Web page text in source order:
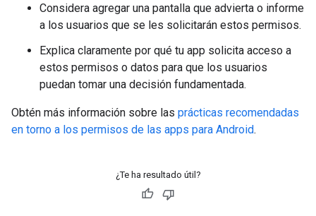
Considera agregar una pantalla que advierta o informe
a los usuarios que se les solicitarán estos permisos.
Explica claramente por qué tu app solicita acceso a
estos permisos o datos para que los usuarios
puedan tomar una decisión fundamentada.
Obtén más información sobre las prácticas recomendadas
en torno a los permisos de las apps para Android.
¿Te ha resultado útil?